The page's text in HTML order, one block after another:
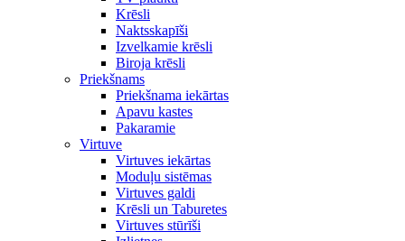
Krēsli
Naktsskapīši
Izvelkamie krēsli
Biroja krēsli
Priekšnams
Priekšnama iekārtas
Apavu kastes
Pakaramie
Virtuve
Virtuves iekārtas
Moduļu sistēmas
Virtuves galdi
Krēsli un Taburetes
Virtuves stūrīši